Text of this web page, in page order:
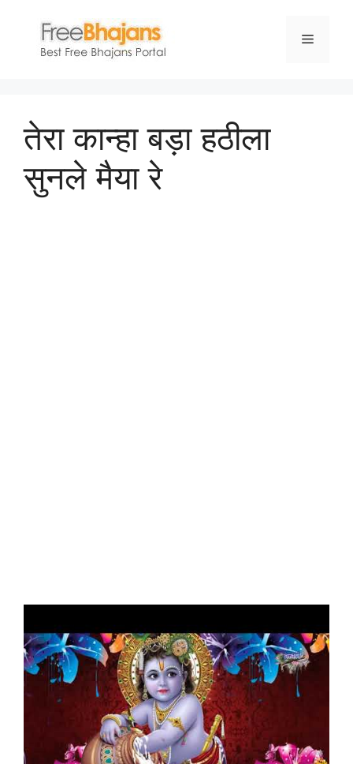
content
Menu
तेरा कान्हा बड़ा हठीला
सुनले मैया रे